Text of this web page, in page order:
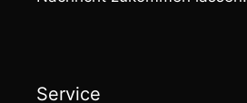
Service